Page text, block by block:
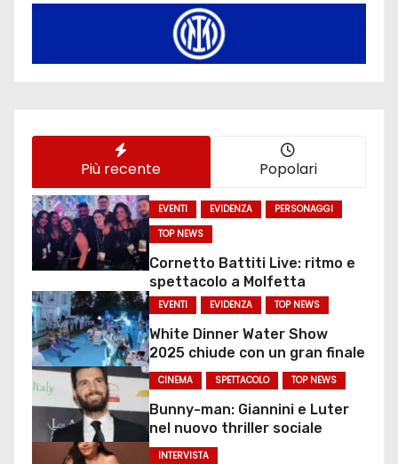
Più recente Popolari
EVENTI EVIDENZA
PERSONAGGI
TOP NEWS
Cornetto Battiti Live: ritmo e
spettacolo a Molfetta
EVENTI EVIDENZA TOP NEWS
White Dinner Water Show
2025 chiude con un gran finale
CINEMA SPETTACOLO TOP NEWS
Bunny-man: Giannini e Luter
nel nuovo thriller sociale
INTERVISTA